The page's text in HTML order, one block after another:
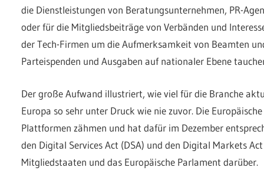
die Dienstleistungen von Beratungsunternehmen, PR-
oder für die Mitgliedsbeiträge von Verbänden und
der Tech-Firmen um die Aufmerksamkeit von Beamten
Parteispenden und Ausgaben auf nationaler Ebene
Der große Aufwand illustriert, wie viel für die Branche
Europa so sehr unter Druck wie nie zuvor. Die
Plattformen zähmen und hat dafür im Dezember
den Digital Services Act (DSA) und den Digital Markets
Mitgliedstaaten und das Europäische Parlament darüber.